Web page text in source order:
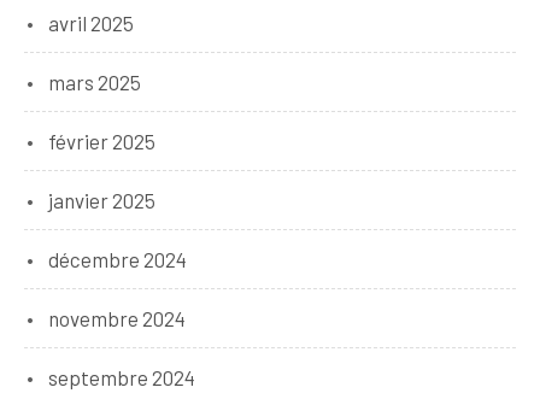
avril 2025
mars 2025
février 2025
janvier 2025
décembre 2024
novembre 2024
septembre 2024